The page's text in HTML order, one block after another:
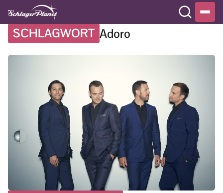
SCHLAGWORT Adoro